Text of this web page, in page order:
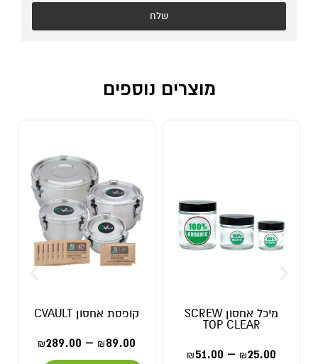
שלח
מוצרים נוספים
מיכל אחסון SCREW
TOP CLEAR
₪25.00
–
₪51.00
קופסת אחסון CVAULT
₪89.00
–
₪289.00